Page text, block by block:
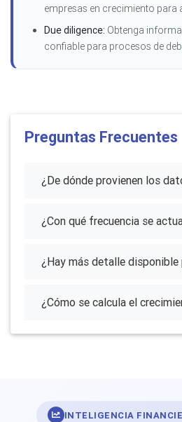
empresas en crecimiento para
Due diligence: Obtenga
confiable para procesos de
Preguntas Frecuentes
¿De dónde provienen los
¿Con qué frecuencia se
¿Hay más detalle disponible
¿Cómo se calcula el
INTELIGENCIA